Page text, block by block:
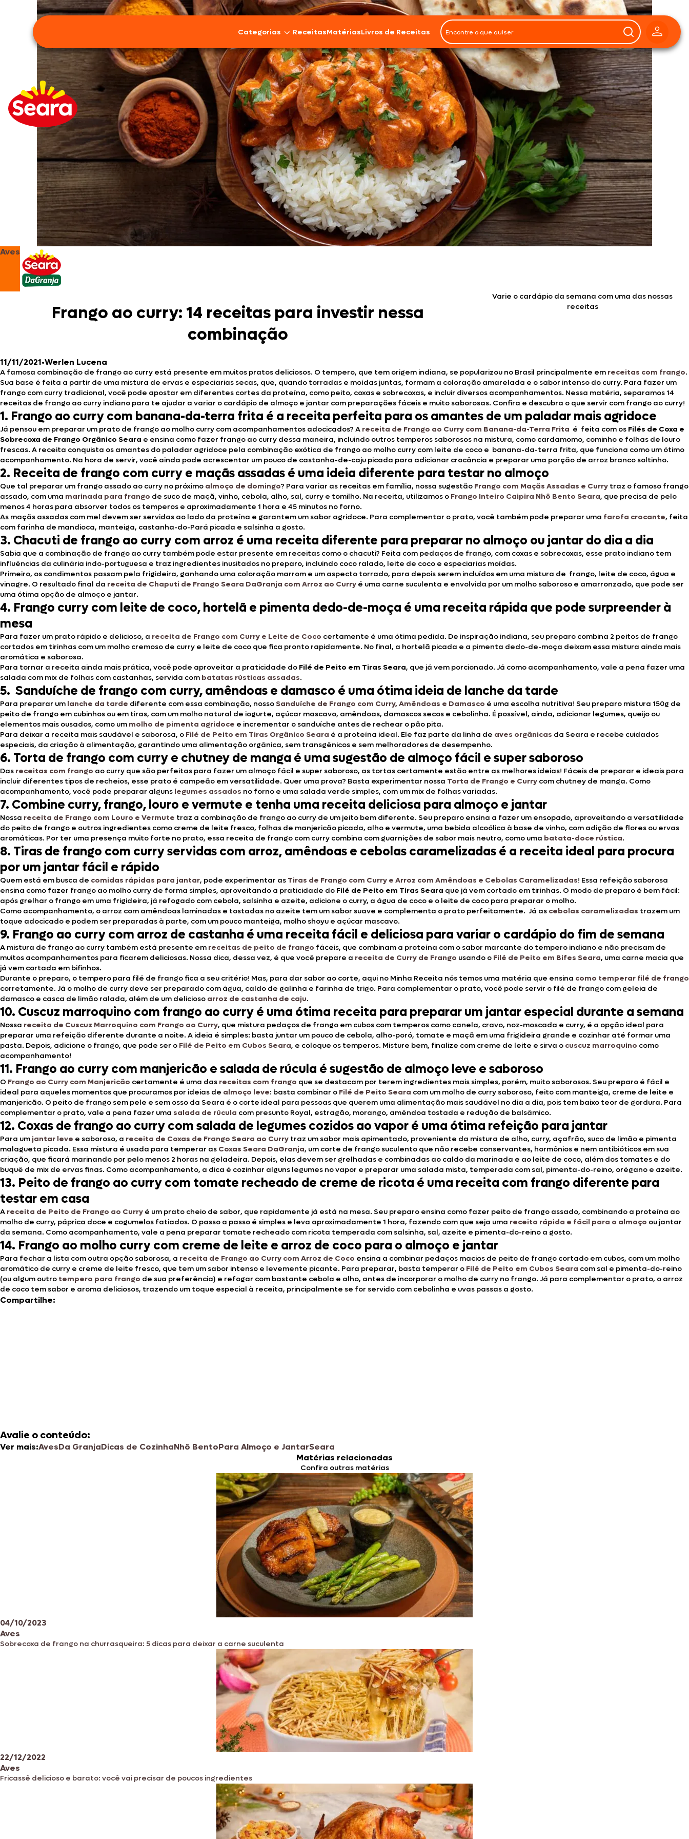
Categorias
Bovinos
Cordeiro
Carnes Suínas
Aves
Frios e Embutidos
Peixes e Frutos do Mar
100% Vegetal
Doces, Bolos e Sobremesas
Entrevistas
ReceitasMatériasLivros de Receitas
Aves
Frango ao curry: 14 receitas para investir nessa
combinação
Varie o cardápio da semana com uma das nossas
receitas
11/11/2021•Werlen Lucena
A famosa combinação de frango ao curry está presente em muitos pratos deliciosos. O tempero, que tem origem indiana, se popularizou no Brasil principalmente em receitas com frango.
Sua base é feita a partir de uma mistura de ervas e especiarias secas, que, quando torradas e moídas juntas, formam a coloração amarelada e o sabor intenso do curry. Para fazer um
frango com curry tradicional, você pode apostar em diferentes cortes da proteína, como peito, coxas e sobrecoxas, e incluir diversos acompanhamentos. Nessa matéria, separamos 14
receitas de frango ao curry indiano para te ajudar a variar o cardápio de almoço e jantar com preparações fáceis e muito saborosas. Confira e descubra o que servir com frango ao curry!
1. Frango ao curry com banana-da-terra frita é a receita perfeita para os amantes de um paladar mais agridoce
Já pensou em preparar um prato de frango ao molho curry com acompanhamentos adocicados? A receita de Frango ao Curry com Banana-da-Terra Frita é feita com os Filés de Coxa e
Sobrecoxa de Frango Orgânico Seara e ensina como fazer frango ao curry dessa maneira, incluindo outros temperos saborosos na mistura, como cardamomo, cominho e folhas de louro
frescas. A receita conquista os amantes do paladar agridoce pela combinação exótica de frango ao molho curry com leite de coco e banana-da-terra frita, que funciona como um ótimo
acompanhamento. Na hora de servir, você ainda pode acrescentar um pouco de castanha-de-caju picada para adicionar crocância e preparar uma porção de arroz branco soltinho.
2. Receita de frango com curry e maçãs assadas é uma ideia diferente para testar no almoço
Que tal preparar um frango assado ao curry no próximo almoço de domingo? Para variar as receitas em família, nossa sugestão Frango com Maçãs Assadas e Curry traz o famoso frango
assado, com uma marinada para frango de suco de maçã, vinho, cebola, alho, sal, curry e tomilho. Na receita, utilizamos o Frango Inteiro Caipira Nhô Bento Seara, que precisa de pelo
menos 4 horas para absorver todos os temperos e aproximadamente 1 hora e 45 minutos no forno.
As maçãs assadas com mel devem ser servidas ao lado da proteína e garantem um sabor agridoce. Para complementar o prato, você também pode preparar uma farofa crocante, feita
com farinha de mandioca, manteiga, castanha-do-Pará picada e salsinha a gosto.
3. Chacuti de frango ao curry com arroz é uma receita diferente para preparar no almoço ou jantar do dia a dia
Sabia que a combinação de frango ao curry também pode estar presente em receitas como o chacuti? Feita com pedaços de frango, com coxas e sobrecoxas, esse prato indiano tem
influências da culinária indo-portuguesa e traz ingredientes inusitados no preparo, incluindo coco ralado, leite de coco e especiarias moídas.
Primeiro, os condimentos passam pela frigideira, ganhando uma coloração marrom e um aspecto torrado, para depois serem incluídos em uma mistura de frango, leite de coco, água e
vinagre. O resultado final da receita de Chaputi de Frango Seara DaGranja com Arroz ao Curry é uma carne suculenta e envolvida por um molho saboroso e amarronzado, que pode ser
uma ótima opção de almoço e jantar.
4. Frango curry com leite de coco, hortelã e pimenta dedo-de-moça é uma receita rápida que pode surpreender à
mesa
Para fazer um prato rápido e delicioso, a receita de Frango com Curry e Leite de Coco certamente é uma ótima pedida. De inspiração indiana, seu preparo combina 2 peitos de frango
cortados em tirinhas com um molho cremoso de curry e leite de coco que fica pronto rapidamente. No final, a hortelã picada e a pimenta dedo-de-moça deixam essa mistura ainda mais
aromática e saborosa.
Para tornar a receita ainda mais prática, você pode aproveitar a praticidade do Filé de Peito em Tiras Seara, que já vem porcionado. Já como acompanhamento, vale a pena fazer uma
salada com mix de folhas com castanhas, servida com batatas rústicas assadas.
5. Sanduíche de frango com curry, amêndoas e damasco é uma ótima ideia de lanche da tarde
Para preparar um lanche da tarde diferente com essa combinação, nossoSanduíche de Frango com Curry, Amêndoas e Damasco é uma escolha nutritiva! Seu preparo mistura 150g de
peito de frango em cubinhos ou em tiras, com um molho natural de iogurte, açúcar mascavo, amêndoas, damascos secos e cebolinha. É possível, ainda, adicionar legumes, queijo ou
elementos mais ousados, como um molho de pimenta agridoce e incrementar o sanduíche antes de rechear o pão pita.
Para deixar a receita mais saudável e saborosa, o Filé de Peito em Tiras Orgânico Seara é a proteína ideal. Ele faz parte da linha de aves orgânicas da Seara e recebe cuidados
especiais, da criação à alimentação, garantindo uma alimentação orgânica, sem transgênicos e sem melhoradores de desempenho.
6. Torta de frango com curry e chutney de manga é uma sugestão de almoço fácil e super saboroso
Das receitas com frango ao curry que são perfeitas para fazer um almoço fácil e super saboroso, as tortas certamente estão entre as melhores ideias! Fáceis de preparar e ideais para
incluir diferentes tipos de recheios, esse prato é campeão em versatilidade. Quer uma prova? Basta experimentar nossa Torta de Frango e Curry com chutney de manga. Como
acompanhamento, você pode preparar alguns legumes assados no forno e uma salada verde simples, com um mix de folhas variadas.
7. Combine curry, frango, louro e vermute e tenha uma receita deliciosa para almoço e jantar
Nossa receita de Frango com Louro e Vermute traz a combinação de frango ao curry de um jeito bem diferente. Seu preparo ensina a fazer um ensopado, aproveitando a versatilidade
do peito de frango e outros ingredientes como creme de leite fresco, folhas de manjericão picada, alho e vermute, uma bebida alcoólica à base de vinho, com adição de flores ou ervas
aromáticas. Por ter uma presença muito forte no prato, essa receita de frango com curry combina com guarnições de sabor mais neutro, como uma batata-doce rústica.
8. Tiras de frango com curry servidas com arroz, amêndoas e cebolas caramelizadas é a receita ideal para procura
por um jantar fácil e rápido
Quem está em busca de comidas rápidas para jantar, pode experimentar as Tiras de Frango com Curry e Arroz com Amêndoas e Cebolas Caramelizadas! Essa refeição saborosa
ensina como fazer frango ao molho curry de forma simples, aproveitando a praticidade do Filé de Peito em Tiras Seara que já vem cortado em tirinhas. O modo de preparo é bem fácil:
após grelhar o frango em uma frigideira, já refogado com cebola, salsinha e azeite, adicione o curry, a água de coco e o leite de coco para preparar o molho.
Como acompanhamento, o arroz com amêndoas laminadas e tostadas no azeite tem um sabor suave e complementa o prato perfeitamente. Já as cebolas caramelizadas trazem um
toque adocicado e podem ser preparadas à parte, com um pouco manteiga, molho shoyu e açúcar mascavo.
9. Frango ao curry com arroz de castanha é uma receita fácil e deliciosa para variar o cardápio do fim de semana
A mistura de frango ao curry também está presente em receitas de peito de frango fáceis, que combinam a proteína com o sabor marcante do tempero indiano e não precisam de
muitos acompanhamentos para ficarem deliciosas. Nossa dica, dessa vez, é que você prepare a receita de Curry de Frango usando o Filé de Peito em Bifes Seara, uma carne macia que
já vem cortada em bifinhos.
Durante o preparo, o tempero para filé de frango fica a seu critério! Mas, para dar sabor ao corte, aqui no Minha Receita nós temos uma matéria que ensina como temperar filé de frango
corretamente. Já o molho de curry deve ser preparado com água, caldo de galinha e farinha de trigo. Para complementar o prato, você pode servir o filé de frango com geleia de
damasco e casca de limão ralada, além de um delicioso arroz de castanha de caju.
10. Cuscuz marroquino com frango ao curry é uma ótima receita para preparar um jantar especial durante a semana
Nossa receita de Cuscuz Marroquino com Frango ao Curry, que mistura pedaços de frango em cubos com temperos como canela, cravo, noz-moscada e curry, é a opção ideal para
preparar uma refeição diferente durante a noite. A ideia é simples: basta juntar um pouco de cebola, alho-poró, tomate e maçã em uma frigideira grande e cozinhar até formar uma
pasta. Depois, adicione o frango, que pode ser o Filé de Peito em Cubos Seara, e coloque os temperos. Misture bem, finalize com creme de leite e sirva o cuscuz marroquino como
acompanhamento!
11. Frango ao curry com manjericão e salada de rúcula é sugestão de almoço leve e saboroso
O Frango ao Curry com Manjericão certamente é uma das receitas com frango que se destacam por terem ingredientes mais simples, porém, muito saborosos. Seu preparo é fácil e
ideal para aqueles momentos que procuramos por ideias de almoço leve: basta combinar o Filé de Peito Seara com um molho de curry saboroso, feito com manteiga, creme de leite e
manjericão. O peito de frango sem pele e sem osso da Seara é o corte ideal para pessoas que querem uma alimentação mais saudável no dia a dia, pois tem baixo teor de gordura. Para
complementar o prato, vale a pena fazer uma salada de rúcula com presunto Royal, estragão, morango, amêndoa tostada e redução de balsâmico.
12. Coxas de frango ao curry com salada de legumes cozidos ao vapor é uma ótima refeição para jantar
Para um jantar leve e saboroso, a receita de Coxas de Frango Seara ao Curry traz um sabor mais apimentado, proveniente da mistura de alho, curry, açafrão, suco de limão e pimenta
malagueta picada. Essa mistura é usada para temperar as Coxas Seara DaGranja, um corte de frango suculento que não recebe conservantes, hormônios e nem antibióticos em sua
criação, que ficará marinando por pelo menos 2 horas na geladeira. Depois, elas devem ser grelhadas e combinadas ao caldo da marinada e ao leite de coco, além dos tomates e do
buquê de mix de ervas finas. Como acompanhamento, a dica é cozinhar alguns legumes no vapor e preparar uma salada mista, temperada com sal, pimenta-do-reino, orégano e azeite.
13. Peito de frango ao curry com tomate recheado de creme de ricota é uma receita com frango diferente para
testar em casa
A receita de Peito de Frango ao Curry é um prato cheio de sabor, que rapidamente já está na mesa. Seu preparo ensina como fazer peito de frango assado, combinando a proteína ao
molho de curry, páprica doce e cogumelos fatiados. O passo a passo é simples e leva aproximadamente 1 hora, fazendo com que seja uma receita rápida e fácil para o almoço ou jantar
da semana. Como acompanhamento, vale a pena preparar tomate recheado com ricota temperada com salsinha, sal, azeite e pimenta-do-reino a gosto.
14. Frango ao molho curry com creme de leite e arroz de coco para o almoço e jantar
Para fechar a lista com outra opção saborosa, a receita de Frango ao Curry com Arroz de Coco ensina a combinar pedaços macios de peito de frango cortado em cubos, com um molho
aromático de curry e creme de leite fresco, que tem um sabor intenso e levemente picante. Para preparar, basta temperar o Filé de Peito em Cubos Seara com sal e pimenta-do-reino
(ou algum outro tempero para frango de sua preferência) e refogar com bastante cebola e alho, antes de incorporar o molho de curry no frango. Já para complementar o prato, o arroz
de coco tem sabor e aroma deliciosos, trazendo um toque especial à receita, principalmente se for servido com cebolinha e uvas passas a gosto.
Compartilhe:
Avalie o conteúdo:
Ver mais:AvesDa GranjaDicas de CozinhaNhô BentoPara Almoço e JantarSeara
Matérias relacionadas
Confira outras matérias
04/10/2023
Aves
Sobrecoxa de frango na churrasqueira: 5 dicas para deixar a carne suculenta
22/12/2022
Aves
Fricassê delicioso e barato: você vai precisar de poucos ingredientes